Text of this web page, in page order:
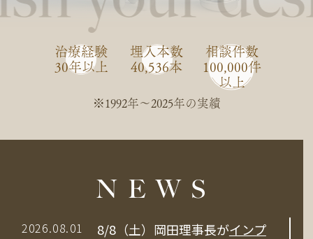
治療経験
30年以上
埋入本数
40,536本
相談件数
100,000件
以上
※1992年〜2025年の実績
NEWS
2026.08.01 8/8（土）岡田理事長がインプ